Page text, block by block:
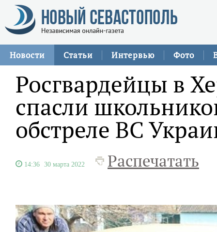
Новости Статьи Интервью Фото
Росгвардейцы в
спасли
обстреле ВС
14:36 30 марта 2022 Распечатать